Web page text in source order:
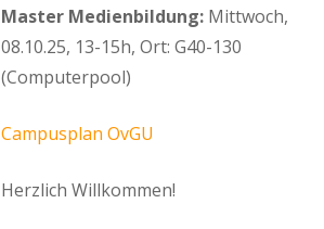
Master Medienbildung: Mittwoch,
08.10.25, 13-15h, Ort: G40-130
(Computerpool)
Campusplan OvGU
Herzlich Willkommen!